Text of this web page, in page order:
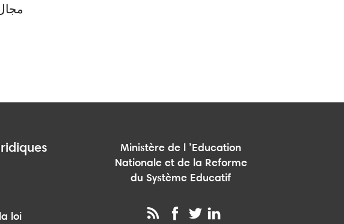
Ministère de l ’Education
Nationale et de la Reforme
du Système Educatif
loi